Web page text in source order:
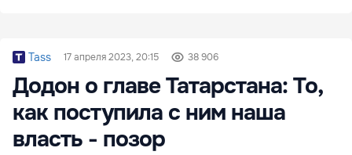
Tass 17 апреля 2023, 20:15 38 906
Додон о главе Татарстана: То,
как поступила с ним наша
власть - позор